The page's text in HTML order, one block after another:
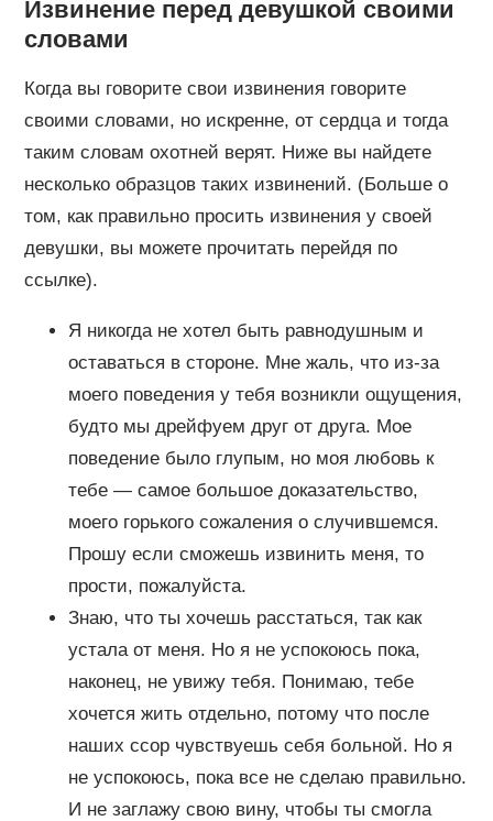
Извинение перед девушкой своими
словами
Когда вы говорите свои извинения говорите
своими словами, но искренне, от сердца и тогда
таким словам охотней верят. Ниже вы найдете
несколько образцов таких извинений. (Больше о
том, как правильно просить извинения у своей
девушки, вы можете прочитать перейдя по
ссылке).
Я никогда не хотел быть равнодушным и
оставаться в стороне. Мне жаль, что из-за
моего поведения у тебя возникли ощущения,
будто мы дрейфуем друг от друга. Мое
поведение было глупым, но моя любовь к
тебе — самое большое доказательство,
моего горького сожаления о случившемся.
Прошу если сможешь извинить меня, то
прости, пожалуйста.
Знаю, что ты хочешь расстаться, так как
устала от меня. Но я не успокоюсь пока,
наконец, не увижу тебя. Понимаю, тебе
хочется жить отдельно, потому что после
наших ссор чувствуешь себя больной. Но я
не успокоюсь, пока все не сделаю правильно.
И не заглажу свою вину, чтобы ты смогла